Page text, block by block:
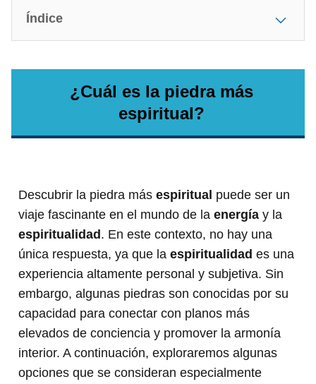
Índice
¿Cuál es la piedra más
espiritual?
Descubrir la piedra más espiritual puede ser un
viaje fascinante en el mundo de la energía y la
espiritualidad. En este contexto, no hay una
única respuesta, ya que la espiritualidad es una
experiencia altamente personal y subjetiva. Sin
embargo, algunas piedras son conocidas por su
capacidad para conectar con planos más
elevados de conciencia y promover la armonía
interior. A continuación, exploraremos algunas
opciones que se consideran especialmente